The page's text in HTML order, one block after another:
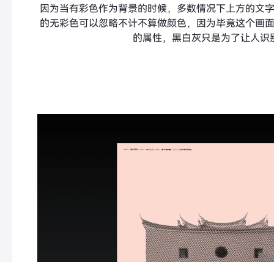
因为当有彩色作为背景的时候，多数情况下上方的文
的无彩色可以忽略不计不算做颜色，因为毕竟这个画
的属性，黑白灰只是为了让人识